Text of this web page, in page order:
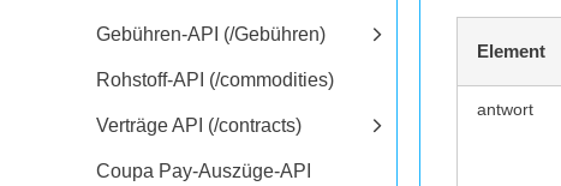
Element
antwort
Gebühren-API (/Gebühren)
Rohstoff-API (/commodities)
Verträge API (/contracts)
Coupa Pay-Auszüge-API